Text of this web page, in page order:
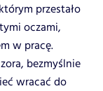
przestało
oczami,
w pracę.
bezmyślnie
wracać do